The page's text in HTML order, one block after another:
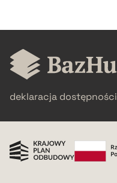
BIBTEX
deklaracja dostępności